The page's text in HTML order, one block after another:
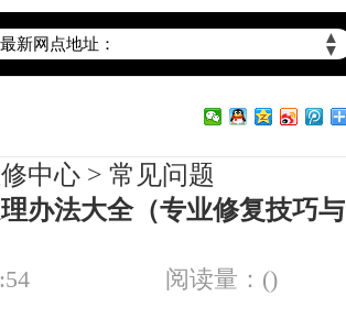
▲
▼
客户服务热线：400-801-5612
新网点地址：
中心 > 常见问题
办法大全（专业修复技巧与
阅读量：()